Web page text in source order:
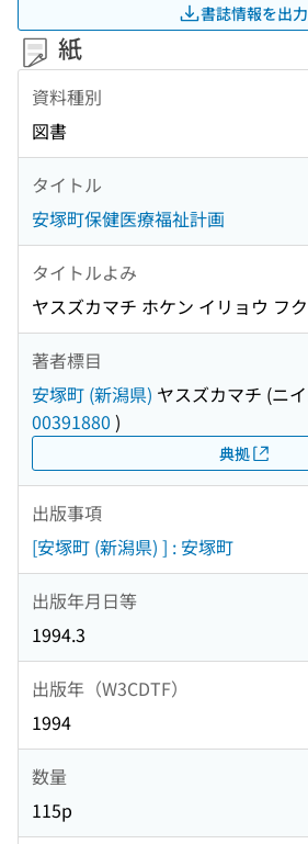
書誌情報を出力
紙
資料種別
図書
タイトル
安塚町保健医療福祉計画
タイトルよみ
ヤスズカマチ ホケン イリョウ フ
著者標目
安塚町 (新潟県) ヤスズカマチ (ニ
00391880 )
典拠
出版事項
[安塚町 (新潟県) ] : 安塚町
出版年月日等
1994.3
出版年（W3CDTF）
1994
数量
115p